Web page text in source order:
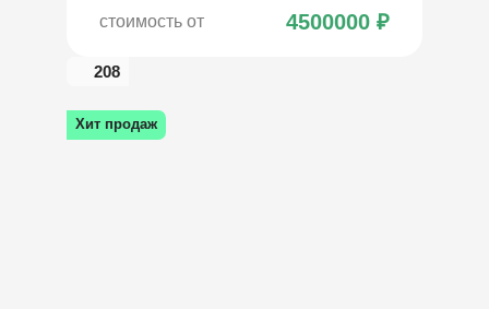
стоимость от 4500000 ₽
208
Хит продаж